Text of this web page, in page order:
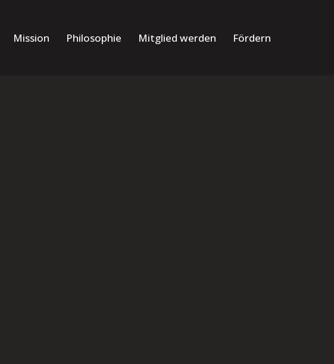
Mission Philosophie Mitglied werden Fördern